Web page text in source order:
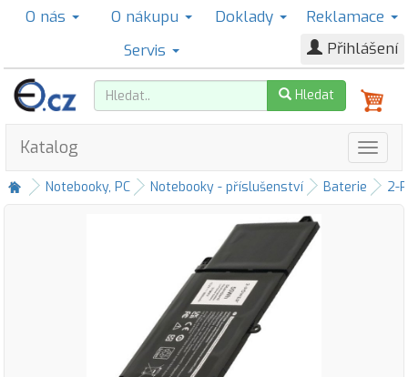
O nás O nákupu Doklady
Reklamace
Servis
Přihlášení
Hledat
Katalog
Notebooky, PC Notebooky - příslušenství Baterie 2-